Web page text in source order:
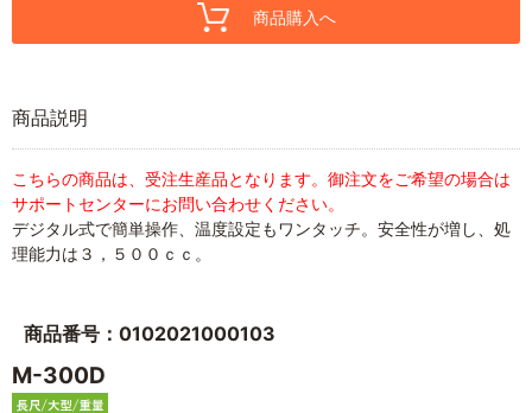
商品購入へ
商品説明
こちらの商品は、受注生産品となります。御注文をご希望の場合は
サポートセンターにお問い合わせください。
デジタル式で簡単操作、温度設定もワンタッチ。安全性が増し、処
理能力は３，５００ｃｃ。
商品番号：0102021000103
M-300D